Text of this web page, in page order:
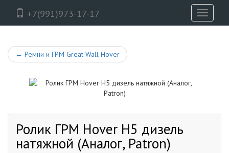
+7(991)973-17-17
Toggle
← Ремни и ГРМ Great Wall Hover
Ролик ГРМ Hover H5 дизель
натяжной (Аналог, Patron)